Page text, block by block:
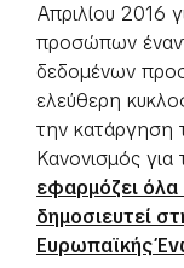
Απριλίου 2016
προσώπων
δεδομένων
ελεύθερη
την κατάργηση
Κανονισμός
εφαρμόζει όλα
δημοσιευτεί
Ευρωπαϊκής